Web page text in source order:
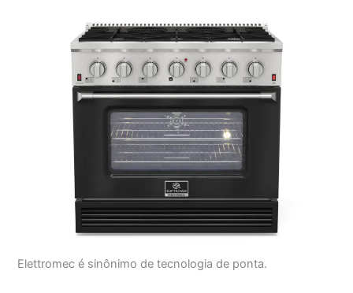
Elettromec é sinônimo de tecnologia de ponta.